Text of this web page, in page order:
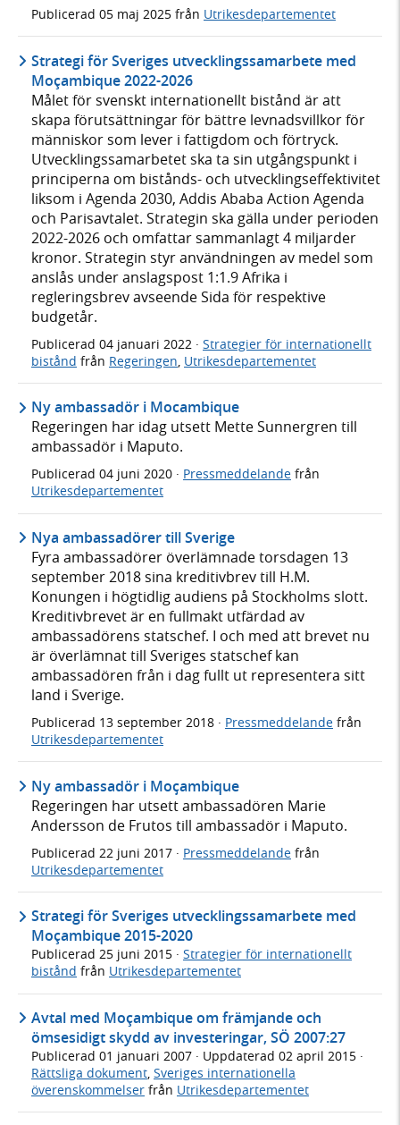
Publicerad 05 maj 2025 från Utrikesdepartementet
Strategi för Sveriges utvecklingssamarbete med
Moçambique 2022-2026
Målet för svenskt internationellt bistånd är att
skapa förutsättningar för bättre levnadsvillkor för
människor som lever i fattigdom och förtryck.
Utvecklingssamarbetet ska ta sin utgångspunkt i
principerna om bistånds- och utvecklingseffektivitet
liksom i Agenda 2030, Addis Ababa Action Agenda
och Parisavtalet. Strategin ska gälla under perioden
2022-2026 och omfattar sammanlagt 4 miljarder
kronor. Strategin styr användningen av medel som
anslås under anslagspost 1:1.9 Afrika i
regleringsbrev avseende Sida för respektive
budgetår.
Publicerad 04 januari 2022 · Strategier för internationellt
bistånd från Regeringen Utrikesdepartementet
Ny ambassadör i Mocambique
Regeringen har idag utsett Mette Sunnergren till
ambassadör i Maputo.
Publicerad 04 juni 2020 · Pressmeddelande från
Utrikesdepartementet
Nya ambassadörer till Sverige
Fyra ambassadörer överlämnade torsdagen 13
september 2018 sina kreditivbrev till H.M.
Konungen i högtidlig audiens på Stockholms slott.
Kreditivbrevet är en fullmakt utfärdad av
ambassadörens statschef. I och med att brevet nu
är överlämnat till Sveriges statschef kan
ambassadören från i dag fullt ut representera sitt
land i Sverige.
Publicerad 13 september 2018 · Pressmeddelande från
Utrikesdepartementet
Ny ambassadör i Moҫambique
Regeringen har utsett ambassadören Marie
Andersson de Frutos till ambassadör i Maputo.
Publicerad 22 juni 2017 · Pressmeddelande från
Utrikesdepartementet
Strategi för Sveriges utvecklingssamarbete med
Moçambique 2015-2020
Publicerad 25 juni 2015 · Strategier för internationellt
bistånd från Utrikesdepartementet
Avtal med Moçambique om främjande och
ömsesidigt skydd av investeringar, SÖ 2007:27
Publicerad 01 januari 2007 · Uppdaterad 02 april 2015 ·
Rättsliga dokument, Sveriges internationella
överenskommelser från Utrikesdepartementet